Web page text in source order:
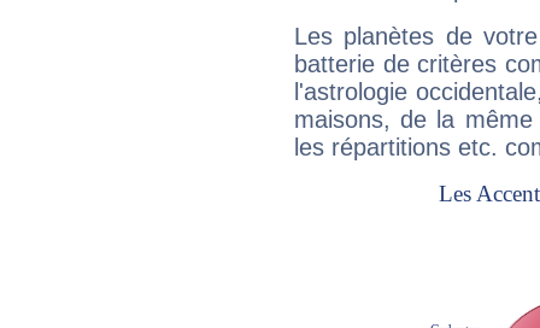
Les planètes de
batterie de critères
l'astrologie
maisons, de la
les répartitions etc.